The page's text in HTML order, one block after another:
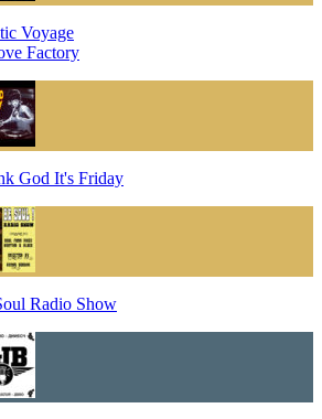
Voyage
Factory
God It's Friday
Radio Show